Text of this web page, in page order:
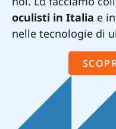
oculisti in Italia e
nelle tecnologie di